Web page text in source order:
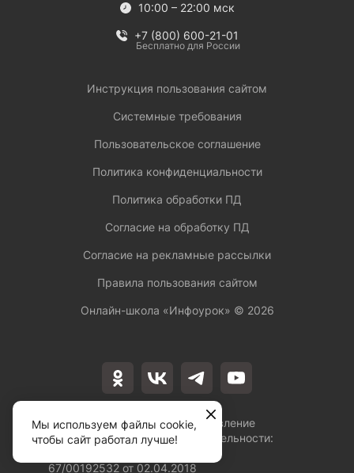
Лицензия на осуществление
образовательной деятельности:
67/00192532 от 02.04.2018
10:00 – 22:00 мск
+7 (800) 600-21-01
Бесплатно для России
Инструкция пользования сайтом
Системные требования
Пользовательское соглашение
Политика конфиденциальности
Политика обработки ПД
Согласие на обработку ПД
Согласие на рекламные рассылки
Правила пользования сайтом
Онлайн-школа «Инфоурок» © 2026
Мы используем файлы cookie,
чтобы сайт работал лучше!